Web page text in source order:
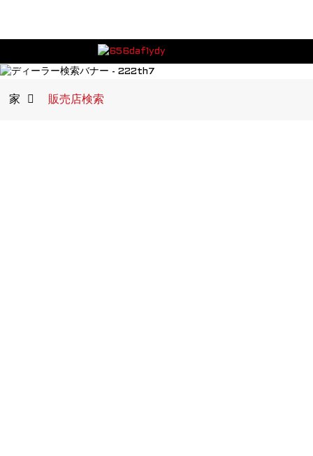
家 販売店検索